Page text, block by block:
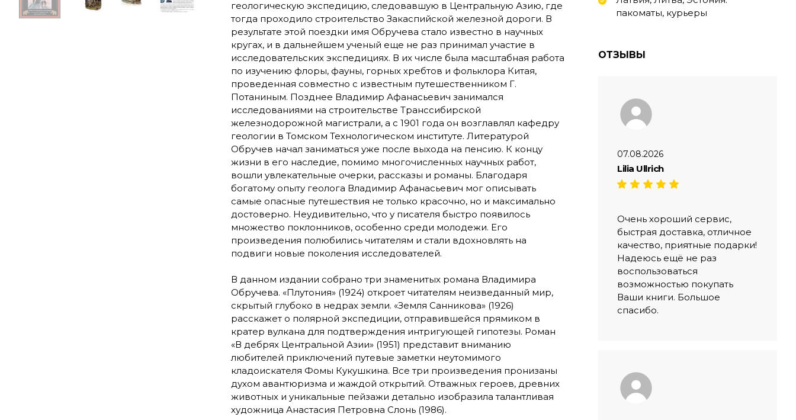
геологическую экспедицию, следовавшую в Центральную Азию, где
тогда проходило строительство Закаспийской железной дороги. В
результате этой поездки имя Обручева стало известно в научных
кругах, и в дальнейшем ученый еще не раз принимал участие в
исследовательских экспедициях. В их числе была масштабная работа
по изучению флоры, фауны, горных хребтов и фольклора Китая,
проведенная совместно с известным путешественником Г.
Потаниным. Позднее Владимир Афанасьевич занимался
исследованиями на строительстве Транссибирской
железнодорожной магистрали, а с 1901 года он возглавлял кафедру
геологии в Томском Технологическом институте. Литературой
Обручев начал заниматься уже после выхода на пенсию. К концу
жизни в его наследие, помимо многочисленных научных работ,
вошли увлекательные очерки, рассказы и романы. Благодаря
богатому опыту геолога Владимир Афанасьевич мог описывать
самые опасные путешествия не только красочно, но и максимально
достоверно. Неудивительно, что у писателя быстро появилось
множество поклонников, особенно среди молодежи. Его
произведения полюбились читателям и стали вдохновлять на
подвиги новые поколения исследователей.
В данном издании собрано три знаменитых романа Владимира
Обручева. «Плутония» (1924) откроет читателям неизведанный мир,
скрытый глубоко в недрах земли. «Земля Санникова» (1926)
расскажет о полярной экспедиции, отправившейся прямиком в
кратер вулкана для подтверждения интригующей гипотезы. Роман
«В дебрях Центральной Азии» (1951) представит вниманию
любителей приключений путевые заметки неутомимого
кладоискателя Фомы Кукушкина. Все три произведения пронизаны
духом авантюризма и жаждой открытий. Отважных героев, древних
животных и уникальные пейзажи детально изобразила талантливая
художница Анастасия Петровна Слонь (1986).
пакоматы, курьеры
ОТЗЫВЫ
07.08.2026
Lilia Ullrich
Очень хороший сервис,
быстрая доставка, отличное
качество, приятные подарки!
Надеюсь ещё не раз
воспользоваться
возможностью покупать
Ваши книги. Большое
спасибо.